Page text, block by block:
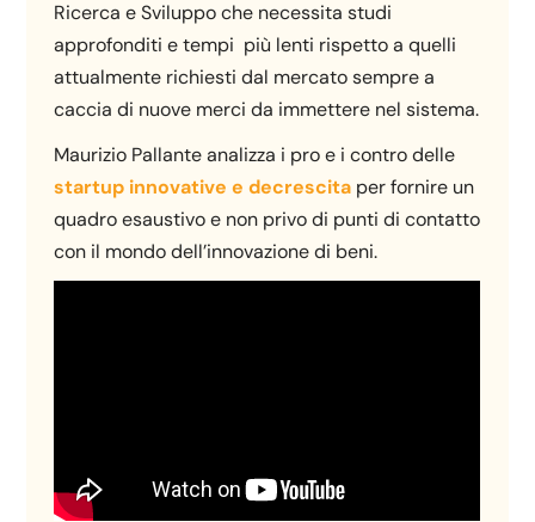
Ricerca e Sviluppo che necessita studi
approfonditi e tempi più lenti rispetto a quelli
attualmente richiesti dal mercato sempre a
caccia di nuove merci da immettere nel sistema.
Maurizio Pallante analizza i pro e i contro delle
startup innovative e decrescita per fornire un
quadro esaustivo e non privo di punti di contatto
con il mondo dell’innovazione di beni.